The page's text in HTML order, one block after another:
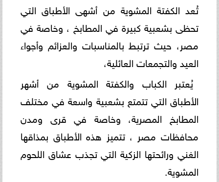
تُعد الكفتة المشوية من أشهى الأطباق التي
تحظى بشعبية كبيرة في المطابخ ، وخاصة في
مصر، حيث ترتبط بالمناسبات والعزائم وأجواء
العيد والتجمعات العائلية،
يُعتبر الكباب والكفتة المشوية من أشهر
الأطباق التي تتمتع بشعبية واسعة في مختلف
المطابخ المصرية، وخاصة في قرى ومدن
محافظات مصر ، تتميز هذه الأطباق بمذاقها
الغني ورائحتها الزكية التي تجذب عشاق اللحوم
المشوية.